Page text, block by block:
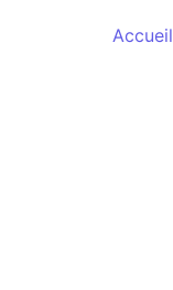
Accueil